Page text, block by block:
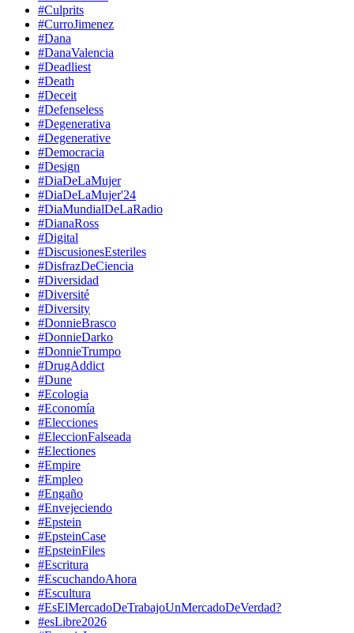
#Culprits
#CurroJimenez
#Dana
#DanaValencia
#Deadliest
#Death
#Deceit
#Defenseless
#Degenerativa
#Degenerative
#Democracia
#Design
#DiaDeLaMujer
#DiaDeLaMujer'24
#DiaMundialDeLaRadio
#DianaRoss
#Digital
#DiscusionesEsteriles
#DisfrazDeCiencia
#Diversidad
#Diversité
#Diversity
#DonnieBrasco
#DonnieDarko
#DonnieTrumpo
#DrugAddict
#Dune
#Ecologia
#Economía
#Elecciones
#EleccionFalseada
#Electiones
#Empire
#Empleo
#Engaño
#Envejeciendo
#Epstein
#EpsteinCase
#EpsteinFiles
#Escritura
#EscuchandoAhora
#Escultura
#EsElMercadoDeTrabajoUnMercadoDeVerdad?
#esLibre2026